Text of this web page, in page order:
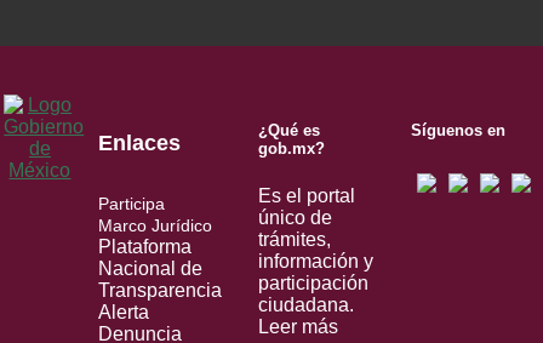
Enlaces
Participa
Marco Jurídico
Plataforma
Nacional de
Transparencia
Alerta
Denuncia
¿Qué es
gob.mx?
Es el portal
único de
trámites,
información y
participación
ciudadana.
Leer más
Síguenos en